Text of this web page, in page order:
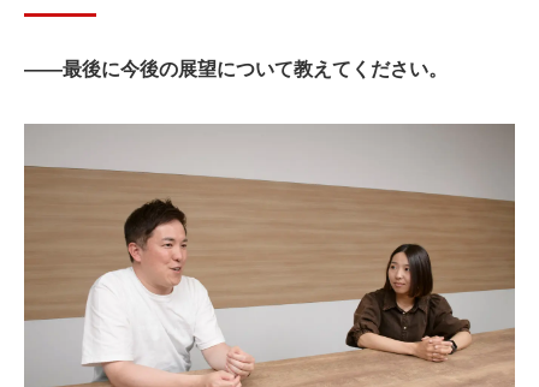
――最後に今後の展望について教えてください。